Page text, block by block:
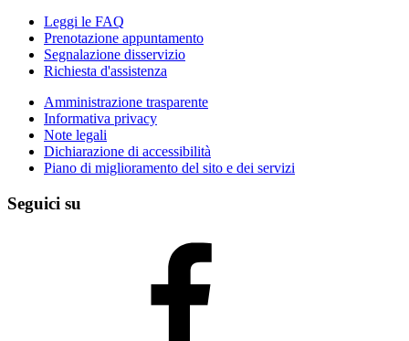
Leggi le FAQ
Prenotazione appuntamento
Segnalazione disservizio
Richiesta d'assistenza
Amministrazione trasparente
Informativa privacy
Note legali
Dichiarazione di accessibilità
Piano di miglioramento del sito e dei servizi
Seguici su